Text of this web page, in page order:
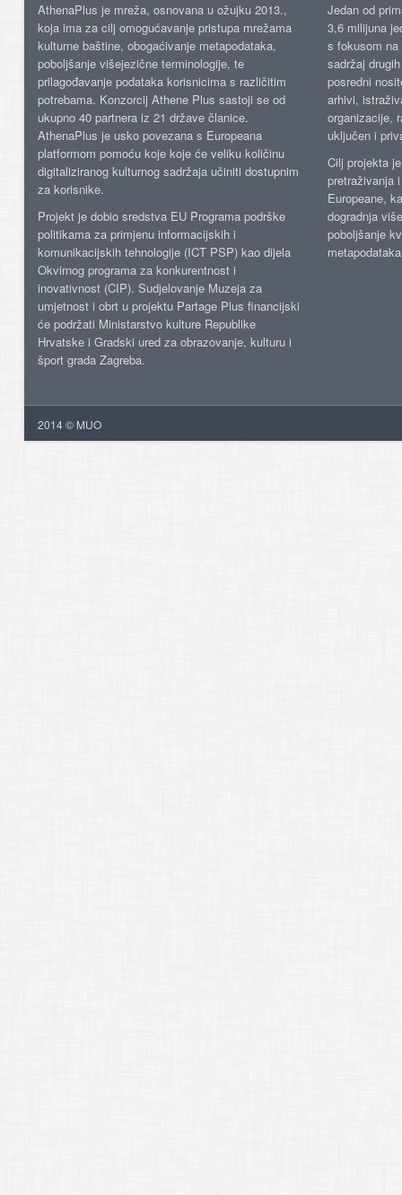
AthenaPlus je mreža, osnovana u ožujku 2013.,
koja ima za cilj omogućavanje pristupa mrežama
kulturne baštine, obogaćivanje metapodataka,
poboljšanje višejezične terminologije, te
prilagođavanje podataka korisnicima s različitim
potrebama. Konzorcij Athene Plus sastoji se od
ukupno 40 partnera iz 21 države članice.
AthenaPlus je usko povezana s Europeana
platformom pomoću koje koje će veliku količinu
digitaliziranog kulturnog sadržaja učiniti dostupnim
za korisnike.
Projekt je dobio sredstva EU Programa podrške
politikama za primjenu informacijskih i
komunikacijskih tehnologije (ICT PSP) kao dijela
Okvirnog programa za konkurentnost i
inovativnost (CIP). Sudjelovanje Muzeja za
umjetnost i obrt u projektu Partage Plus financijski
će podržati Ministarstvo kulture Republike
Hrvatske i Gradski ured za obrazovanje, kulturu i
šport grada Zagreba.
Jedan od
3,6 milijuna
s fokusom
sadržaj
posredni
arhivi,
organizacije,
uključen i
Cilj projekta
pretraživanja
Europeane,
dogradnja
poboljšanje
2014 © MUO